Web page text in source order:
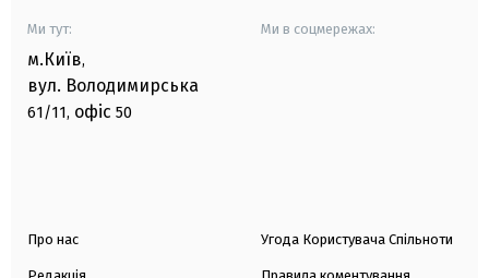
Ми тут:
м.Київ,
вул. Володимирська
61/11, офіс 50
Ми в соцмережах:
Про нас
Редакція
Угода Користувача Спільноти
Правила коментування